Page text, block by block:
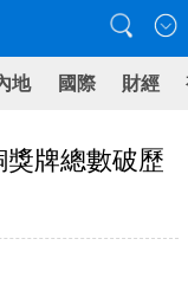
地 國際 財經
獎牌總數破歷